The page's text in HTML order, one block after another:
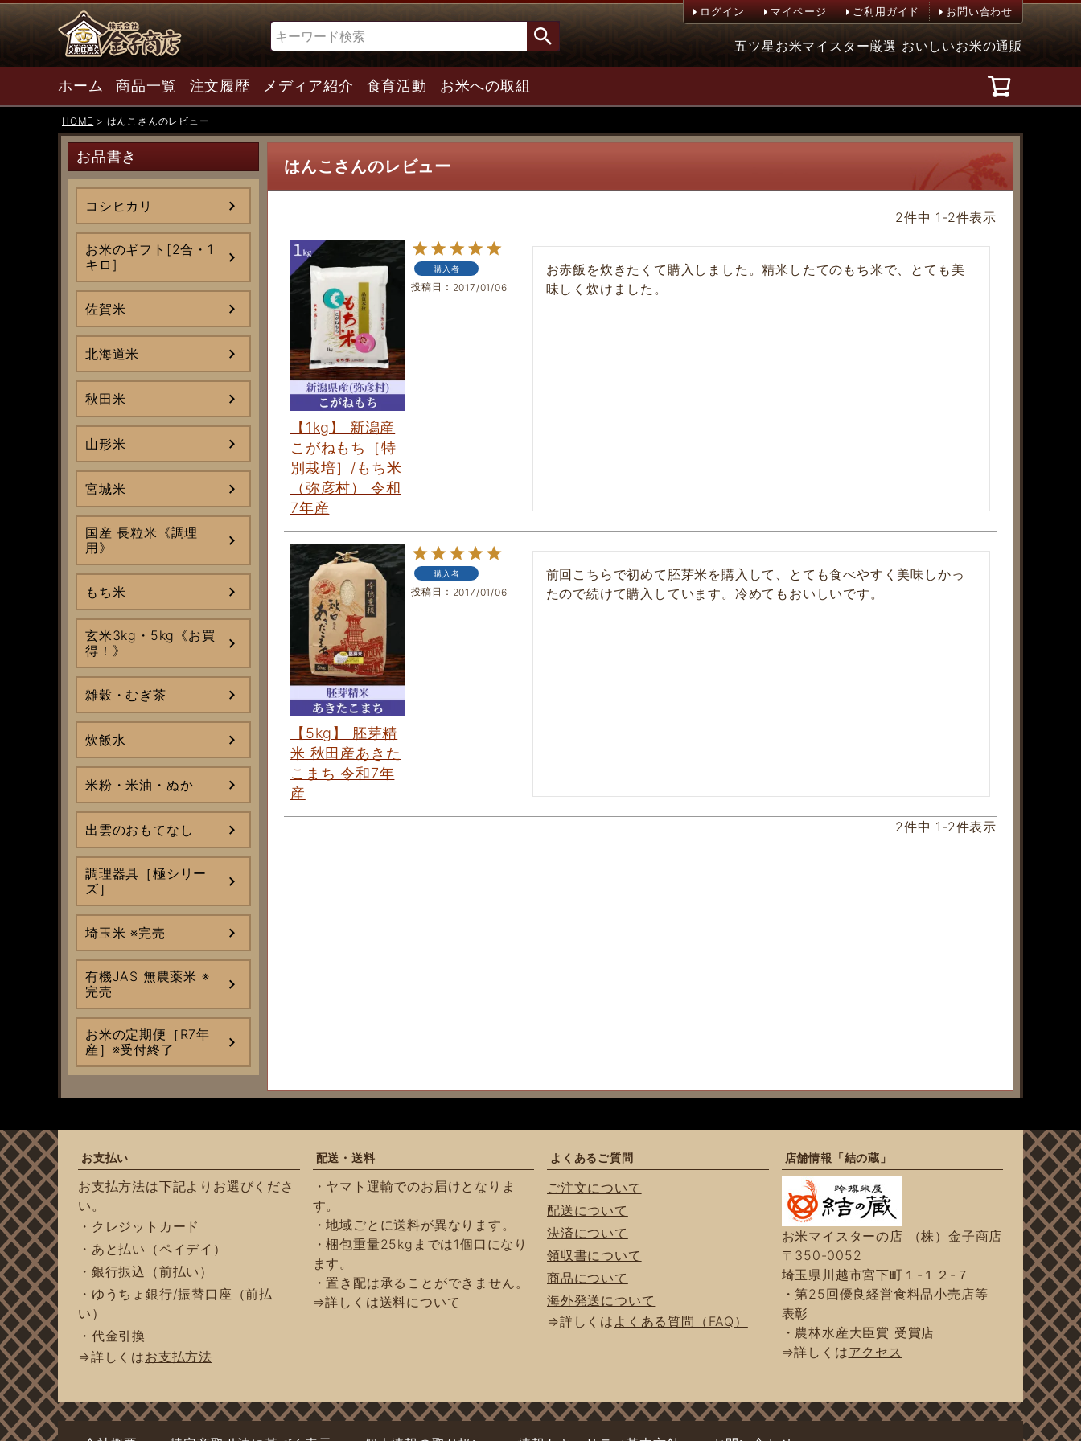
検索
ログイン マイページ ご利用ガイド お問い合わせ
五ツ星お米マイスター厳選 おいしいお米の通販
ホーム 商品一覧 注文履歴 メディア紹介 食育活動 お米への取組
HOME はんこさんのレビュー
お品書き
コシヒカリ
お米のギフト[2合・1
キロ]
佐賀米
北海道米
秋田米
山形米
宮城米
国産 長粒米《調理
用》
もち米
玄米3kg・5kg《お買
得！》
雑穀・むぎ茶
炊飯水
米粉・米油・ぬか
出雲のおもてなし
調理器具［極シリー
ズ］
埼玉米 ※完売
有機JAS 無農薬米 ※
完売
お米の定期便［R7年
産］※受付終了
はんこさんのレビュー
2件中 1 -2件表示
【1kg】 新潟産
こがねもち［特
別栽培］/もち米
（弥彦村） 令和
7年産
購入者
投稿日 2017/01/06
お赤飯を炊きたくて購入しました。精米したてのもち米で、とても美
味しく炊けました。
【5kg】 胚芽精
米 秋田産あきた
こまち 令和7年
産
購入者
投稿日 2017/01/06
前回こちらで初めて胚芽米を購入して、とても食べやすく美味しかっ
たので続けて購入しています。冷めてもおいしいです。
2件中 1 -2件表示
お支払い
お支払方法は下記よりお選びくださ
い。
・クレジットカード
・あと払い（ペイデイ）
・銀行振込（前払い）
・ゆうちょ銀行/振替口座（前払
い）
・代金引換
⇒詳しくはお支払方法
配送・送料
・ヤマト運輸でのお届けとなりま
す。
・地域ごとに送料が異なります。
・梱包重量25kgまでは1個口になり
ます。
・置き配は承ることができません。
⇒詳しくは送料について
よくあるご質問
ご注文について
配送について
決済について
領収書について
商品について
海外発送について
⇒詳しくは よくある質問（FAQ）
店舗情報「結の蔵」
お米マイスターの店 （株）金子商店
〒350-0052
埼玉県川越市宮下町１-１２-７
・第25回優良経営食料品小売店等
表彰
・農林水産大臣賞 受賞店
⇒詳しくはアクセス